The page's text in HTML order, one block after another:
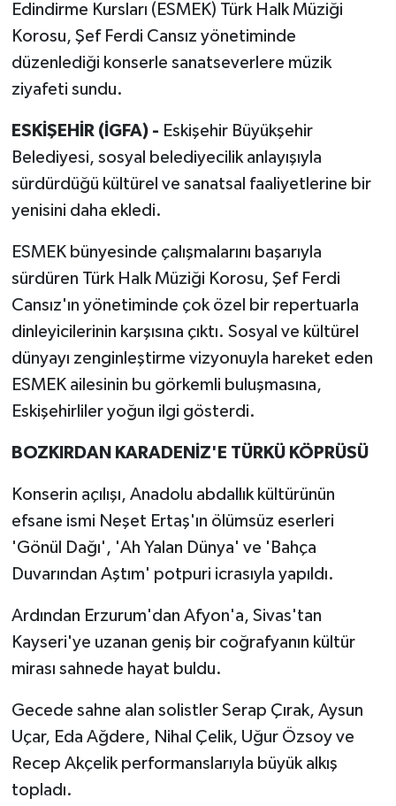
Edindirme Kursları (ESMEK) Türk Halk Müziği
Korosu, Şef Ferdi Cansız yönetiminde
düzenlediği konserle sanatseverlere müzik
ziyafeti sundu.
ESKİŞEHİR (İGFA) - Eskişehir Büyükşehir
Belediyesi, sosyal belediyecilik anlayışıyla
sürdürdüğü kültürel ve sanatsal faaliyetlerine bir
yenisini daha ekledi.
ESMEK bünyesinde çalışmalarını başarıyla
sürdüren Türk Halk Müziği Korosu, Şef Ferdi
Cansız'ın yönetiminde çok özel bir repertuarla
dinleyicilerinin karşısına çıktı. Sosyal ve kültürel
dünyayı zenginleştirme vizyonuyla hareket eden
ESMEK ailesinin bu görkemli buluşmasına,
Eskişehirliler yoğun ilgi gösterdi.
BOZKIRDAN KARADENİZ'E TÜRKÜ KÖPRÜSÜ
Konserin açılışı, Anadolu abdallık kültürünün
efsane ismi Neşet Ertaş'ın ölümsüz eserleri
'Gönül Dağı', 'Ah Yalan Dünya' ve 'Bahça
Duvarından Aştım' potpuri icrasıyla yapıldı.
Ardından Erzurum'dan Afyon'a, Sivas'tan
Kayseri'ye uzanan geniş bir coğrafyanın kültür
mirası sahnede hayat buldu.
Gecede sahne alan solistler Serap Çırak, Aysun
Uçar, Eda Ağdere, Nihal Çelik, Uğur Özsoy ve
Recep Akçelik performanslarıyla büyük alkış
topladı.